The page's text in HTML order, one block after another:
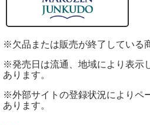
※欠品または販売が終了している
※発売日は流通、地域により表示
あります。
※外部サイトの登録状況によりペ
あります。